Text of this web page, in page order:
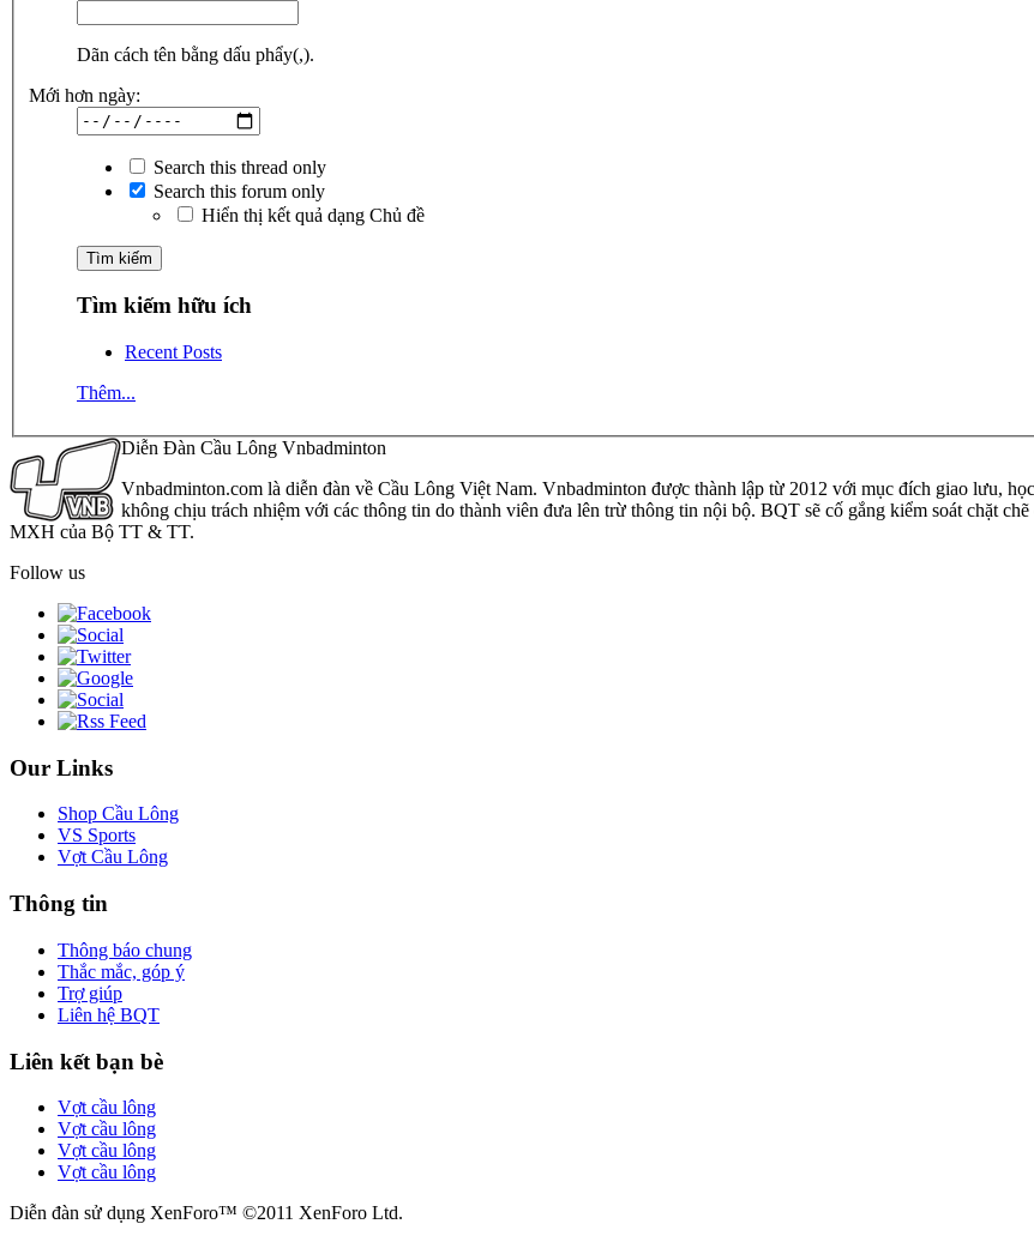
Dãn cách tên bằng dấu phẩy(,).
Mới hơn ngày:
Search this thread only
Search this forum only
Hiển thị kết quả dạng Chủ đề
Tìm kiếm hữu ích
Recent Posts
Thêm...
Diễn Đàn Cầu Lông Vnbadminton
Vnbadminton.com là diễn đàn về Cầu Lông Việt Nam. Vnbadminton được thành lập từ 2012 với mục đích giao lưu,
không chịu trách nhiệm với các thông tin do thành viên đưa lên trừ thông tin nội bộ. BQT sẽ cố gắng kiểm soát chặt
MXH của Bộ TT & TT.
Follow us
Our Links
Shop Cầu Lông
VS Sports
Vợt Cầu Lông
Thông tin
Thông báo chung
Thắc mắc, góp ý
Trợ giúp
Liên hệ BQT
Liên kết bạn bè
Vợt cầu lông
Vợt cầu lông
Vợt cầu lông
Vợt cầu lông
Diễn đàn sử dụng XenForo™ ©2011 XenForo Ltd.